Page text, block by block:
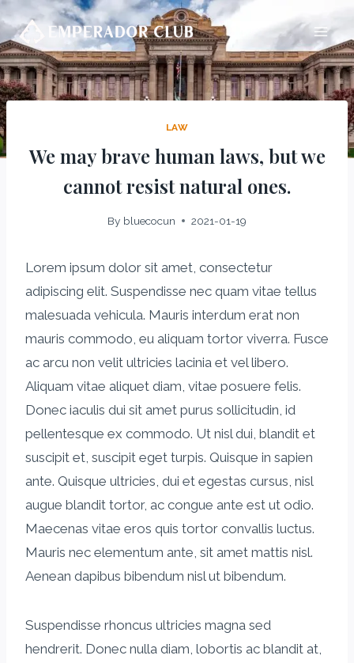
LAW
We may brave human laws, but we
cannot resist natural ones.
By bluecocun 2021-01-19
Lorem ipsum dolor sit amet, consectetur
adipiscing elit. Suspendisse nec quam vitae tellus
malesuada vehicula. Mauris interdum erat non
mauris commodo, eu aliquam tortor viverra. Fusce
ac arcu non velit ultricies lacinia et vel libero.
Aliquam vitae aliquet diam, vitae posuere felis.
Donec iaculis dui sit amet purus sollicitudin, id
pellentesque ex commodo. Ut nisl dui, blandit et
suscipit et, suscipit eget turpis. Quisque in sapien
ante. Quisque ultricies, dui et egestas cursus, nisl
augue blandit tortor, ac congue ante est ut odio.
Maecenas vitae eros quis tortor convallis luctus.
Mauris nec elementum ante, sit amet mattis nisl.
Aenean dapibus bibendum nisl ut bibendum.
Suspendisse rhoncus ultricies magna sed
hendrerit. Donec nulla diam, lobortis ac blandit at,